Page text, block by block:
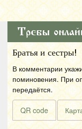
Требы
Братья и сестры!
В комментарии
поминовения. При
передаётся.
QR code